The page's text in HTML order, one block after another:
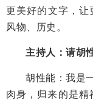
更美好的文字，让
风物、历史。
主持人：请胡
胡性能：我是
肉身，归来的是精